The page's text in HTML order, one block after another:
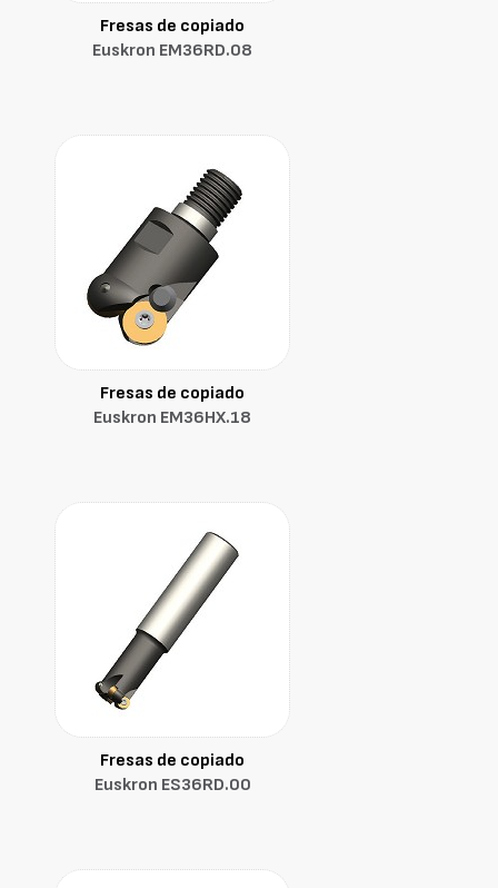
Fresas de copiado
Euskron EM36RD.08
Fresas de copiado
Euskron EM36HX.18
Fresas de copiado
Euskron ES36RD.00